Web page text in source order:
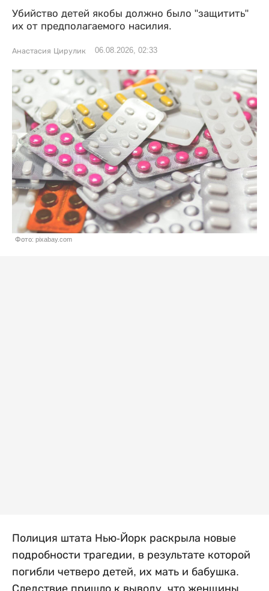
Убийство детей якобы должно было "защитить"
их от предполагаемого насилия.
Анастасия Цирулик 06.08.2026, 02:33
Фото: pixabay.com
Полиция штата Нью-Йорк раскрыла новые
подробности трагедии, в результате которой
погибли четверо детей, их мать и бабушка.